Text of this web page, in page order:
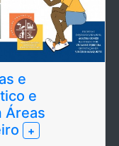
e
e
Áreas
+